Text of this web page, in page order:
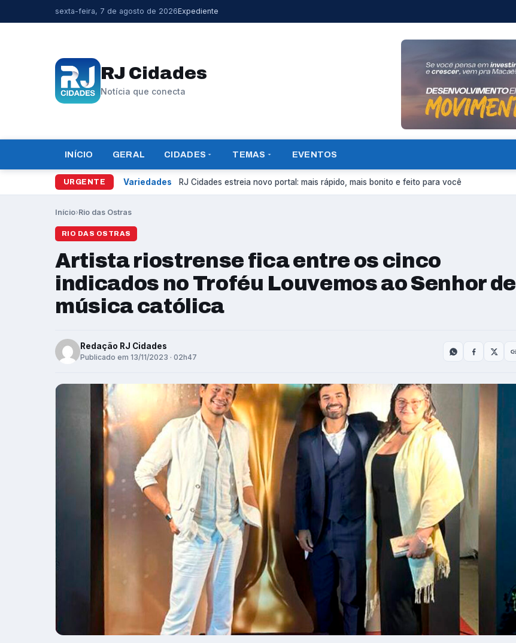
sexta-feira, 7 de agosto de 2026Expediente
RJ Cidades
Notícia que conecta
INÍCIO GERAL CIDADES TEMAS EVENTOS
URGENTE Variedades RJ Cidades estreia novo portal: mais rápido, mais bonito e feito para você
Início›Rio das Ostras
RIO DAS OSTRAS
Artista riostrense fica entre os cinco
indicados no Troféu Louvemos ao Senhor de
música católica
Redação RJ Cidades
Publicado em 13/11/2023 · 02h47